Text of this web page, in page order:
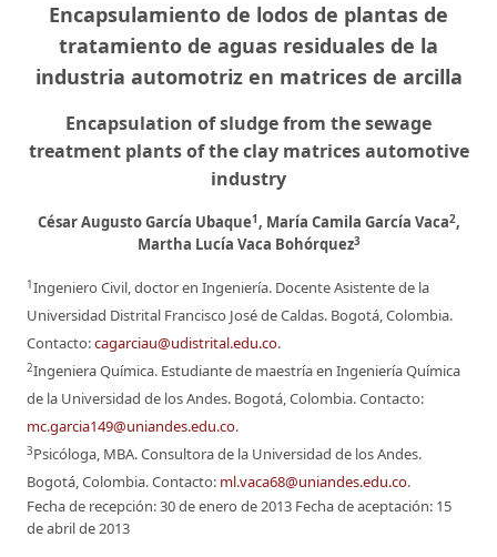
Encapsulamiento de lodos de plantas de
tratamiento de aguas residuales de la
industria automotriz en matrices de arcilla
Encapsulation of sludge from the sewage
treatment plants of the clay matrices automotive
industry
César Augusto García Ubaque1, María Camila García Vaca2,
Martha Lucía Vaca Bohórquez3
1Ingeniero Civil, doctor en Ingeniería. Docente Asistente de la
Universidad Distrital Francisco José de Caldas. Bogotá, Colombia.
Contacto:cagarciau@udistrital.edu.co.
2Ingeniera Química. Estudiante de maestría en Ingeniería Química
de la Universidad de los Andes. Bogotá, Colombia. Contacto:
mc.garcia149@uniandes.edu.co.
3Psicóloga, MBA. Consultora de la Universidad de los Andes.
Bogotá, Colombia. Contacto: ml.vaca68@uniandes.edu.co.
Fecha de recepción: 30 de enero de 2013 Fecha de aceptación: 15
de abril de 2013